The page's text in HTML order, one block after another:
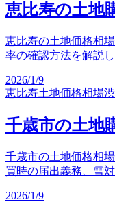
恵比寿の土地
恵比寿の土地価格相
率の確認方法を解説し
2026/1/9
恵比寿土地価格相場
千歳市の土地
千歳市の土地価格相
買時の届出義務、雪対
2026/1/9